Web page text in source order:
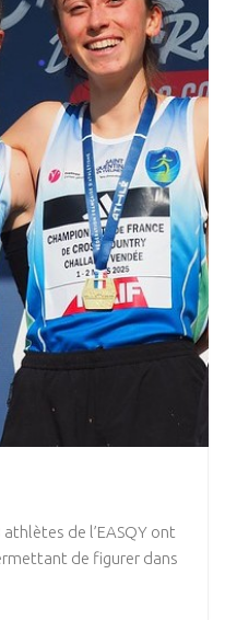
de l’EASQY ont
de figurer dans